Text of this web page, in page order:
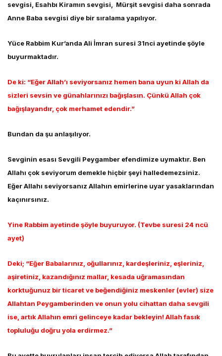
sevgisi, Esahbı Kiramın sevgisi, Mürşit sevgisi daha sonrada
Anne Baba sevgisi diye bir sıralama yapılıyor.
Yüce Rabbim Kur’anda Ali İmran suresi 31nci ayetinde şöyle
buyurmaktadır.
De ki: “Eğer Allah’ı seviyorsanız hemen bana uyun ki Allah da
sizleri sevsin ve günahlarınızı bağışlasın. Çünkü Allah çok
bağışlayandır, çok merhamet edendir.”
Bundan da şu anlaşılıyor.
Sevginin esası Sevgili Peygamber efendimize uymaktır. Ben
Allahı çok seviyorum demekle hiçbir şeyi halledemezsiniz.
Eğer Allahı seviyorsanız Allahın emirlerine uyar yasaklarından
kaçınırsınız.
Yine Rabbim ayetinde şöyle buyuruyor. (Tevbe suresi 24 ncü
ayet)
Deki; “Eğer Babalarınız, oğullarınız, kardeşleriniz, eşleriniz,
aşiretiniz, kazandığınız mallar, kesada uğramasından
korktuğunuz bir ticaret ve beğendiğiniz meskenler (evler) size
Allahtan Peygamberinden ve onun yolu cihattan daha sevgili
ise, artık Allahın emri gelinceye kadar bekleyin! Allah fasık
topluluğu doğru yola erdirmez.”